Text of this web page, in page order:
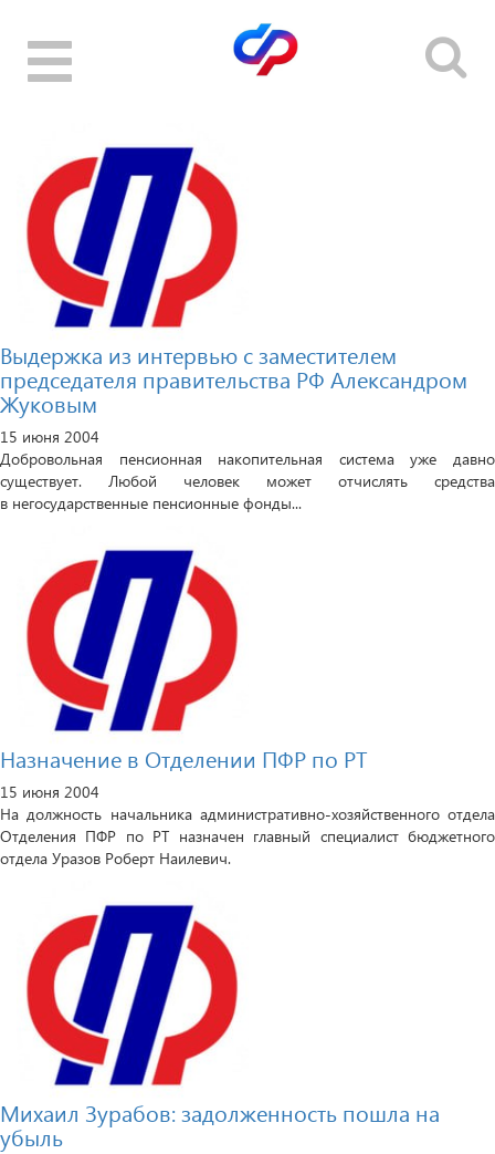
Toggle
navigation
Выдержка из интервью с заместителем
председателя правительства РФ Александром
Жуковым
15 июня 2004
Добровольная пенсионная накопительная система уже давно
существует. Любой человек может отчислять средства
в негосударственные пенсионные фонды...
Назначение в Отделении ПФР по РТ
15 июня 2004
На должность начальника административно-хозяйственного отдела
Отделения ПФР по РТ назначен главный специалист бюджетного
отдела Уразов Роберт Наилевич.
Михаил Зурабов: задолженность пошла на
убыль